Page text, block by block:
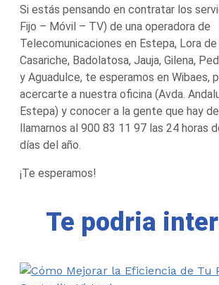
Si estás pensando en contratar los
Fijo – Móvil – TV) de una operadora de
Telecomunicaciones en Estepa, Lora
Casariche, Badolatosa, Jauja, Gilena,
y Aguadulce, te esperamos en Wibaes,
acercarte a nuestra oficina (Avda.
Estepa) y conocer a la gente que hay
llamarnos al 900 83 11 97 las 24 horas
días del año.
¡Te esperamos!
Te podria